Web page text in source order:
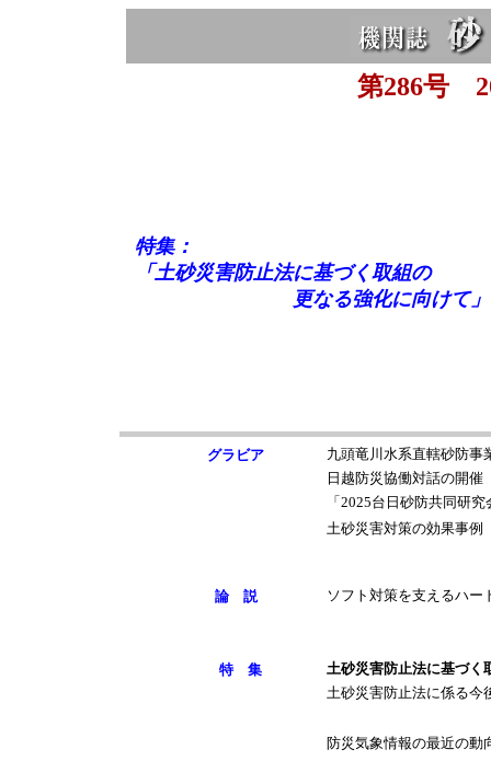
第286号
特集：
「土砂災害防止法に基づく取組の
更なる強化に向けて」
グラビア
九頭竜川水系直轄砂防事
日越防災協働対話の開催
「2025台日砂防共同研
土砂災害対策の効果事
論 説 ソフト対策を支えるハー
特 集
土砂災害防止法に基づく
土砂災害防止法に係る今
防災気象情報の最近の動